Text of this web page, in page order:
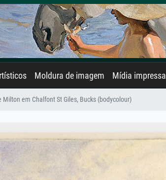
Moldura de imagem Mídia impressa
Milton em Chalfont St Giles, Bucks (bodycolour)